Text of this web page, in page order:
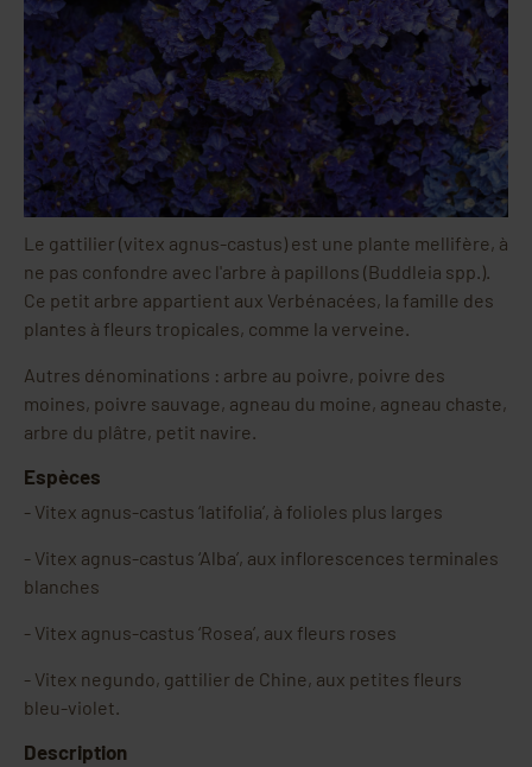
Le gattilier (vitex agnus-castus) est une plante mellifère, à
ne pas confondre avec l'arbre à papillons (Buddleia spp.).
Ce petit arbre appartient aux Verbénacées, la famille des
plantes à fleurs tropicales, comme la verveine.
Autres dénominations : arbre au poivre, poivre des
moines, poivre sauvage, agneau du moine, agneau chaste,
arbre du plâtre, petit navire.
Espèces
- Vitex agnus-castus ‘latifolia’, à folioles plus larges
- Vitex agnus-castus ‘Alba’, aux inflorescences terminales
blanches
- Vitex agnus-castus ‘Rosea’, aux fleurs roses
- Vitex negundo, gattilier de Chine, aux petites fleurs
bleu-violet.
Description